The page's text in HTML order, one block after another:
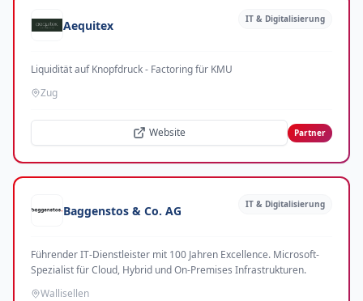
Aequitex IT & Digitalisierung
Liquidität auf Knopfdruck - Factoring für KMU
Zug
Website Partner
Baggenstos & Co. AG IT & Digitalisierung
Führender IT-Dienstleister mit 100 Jahren Excellence. Microsoft-
Spezialist für Cloud, Hybrid und On-Premises Infrastrukturen.
Wallisellen